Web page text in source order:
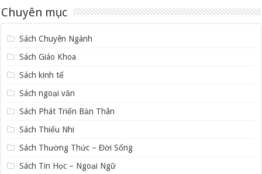
Chuyên mục
Sách Chuyên Ngành
Sách Giáo Khoa
Sách kinh tế
Sách ngoại văn
Sách Phát Triển Bản Thân
Sách Thiếu Nhi
Sách Thường Thức – Đời Sống
Sách Tin Học – Ngoại Ngữ